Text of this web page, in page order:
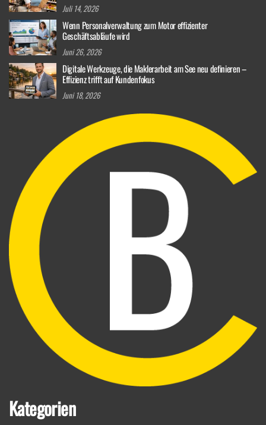
Juli 14, 2026
Wenn Personalverwaltung zum Motor effizienter
Geschäftsabläufe wird
Juni 26, 2026
Digitale Werkzeuge, die Maklerarbeit am See neu definieren –
Effizienz trifft auf Kundenfokus
Juni 18, 2026
Kategorien